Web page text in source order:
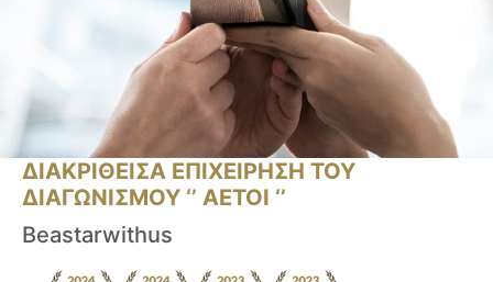
ΔΙΑΚΡΙΘΕΙΣΑ ΕΠΙΧΕΙΡΗΣΗ ΤΟΥ
ΔΙΑΓΩΝΙΣΜΟΥ ‘’ ΑΕΤΟΙ ‘’
Beastarwithus